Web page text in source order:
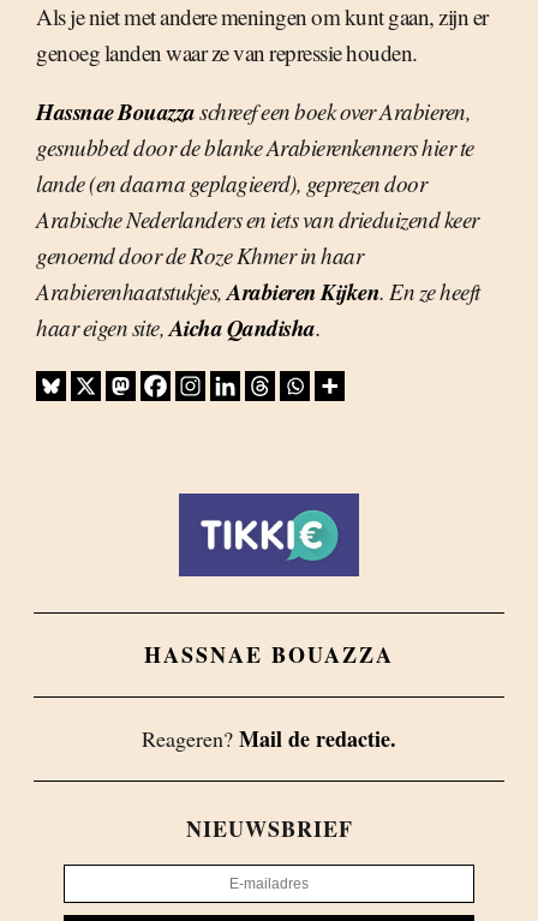
Als je niet met andere meningen om kunt gaan, zijn er
genoeg landen waar ze van repressie houden.
Hassnae Bouazzaschreef een boek over Arabieren,
gesnubbed door de blanke Arabierenkenners hier te
lande (en daarna geplagieerd), geprezen door
Arabische Nederlanders en iets van drieduizend keer
genoemd door de Roze Khmer in haar
Arabierenhaatstukjes,Arabieren Kijken. En ze heeft
haar eigen site,Aicha Qandisha.
HASSNAE BOUAZZA
Reageren? Mail de redactie.
NIEUWSBRIEF